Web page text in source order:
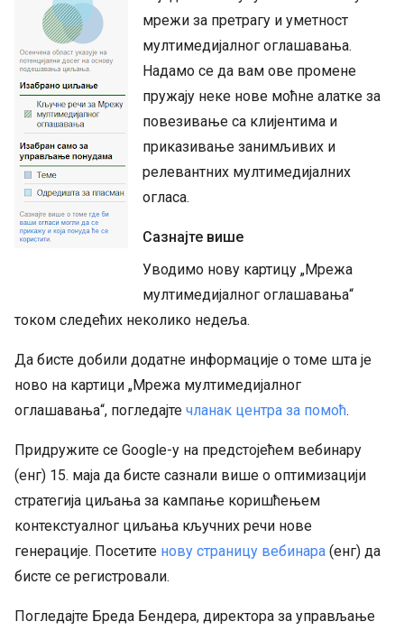
мрежи за претрагу и уметност
мултимедијалног оглашавања.
Надамо се да вам ове промене
пружају неке нове моћне алатке за
повезивање са клијентима и
приказивање занимљивих и
релевантних мултимедијалних
огласа.
Сазнајте више
Уводимо нову картицу „Мрежа
мултимедијалног оглашавања“
током следећих неколико недеља.
Да бисте добили додатне информације о томе шта је
ново на картици „Мрежа мултимедијалног
оглашавања“, погледајте чланак центра за помоћ.
Придружите се Google-у на предстојећем вебинару
(енг) 15. маја да бисте сазнали више о оптимизацији
стратегија циљања за кампање коришћењем
контекстуалног циљања кључних речи нове
генерације. Посетите нову страницу вебинара (енг) да
бисте се регистровали.
Погледајте Бреда Бендера, директора за управљање